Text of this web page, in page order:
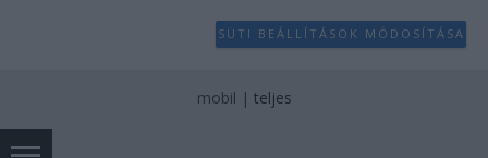
SÜTI BEÁLLÍTÁSOK MÓDOSÍTÁSA
mobil | teljes